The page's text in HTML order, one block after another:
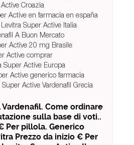
Croazia
Active en farmacia en españa
Super Active Italia
A Buon Mercato
Active 20 mg Brasile
Active comprar
Active Europa
Active generico farmacia
Active Vardenafil Grecia
Come ordinare
sulla base di voti..
Per pillola. Generico
Prezzo da inizio € Per